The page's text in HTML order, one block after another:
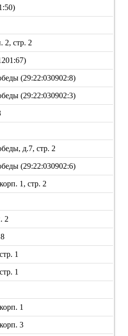
2, стр. 2
(29:22:030902:8)
(29:22:030902:3)
д.7, стр. 2
(29:22:030902:6)
1, стр. 2
2
1
1
1
3